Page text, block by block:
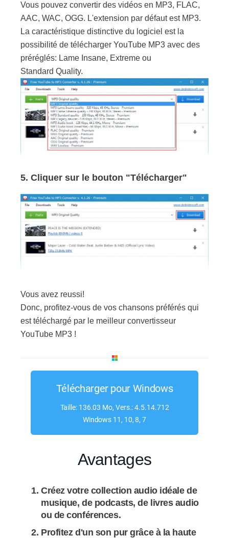
Vous pouvez convertir des vidéos en MP3, FLAC,
AAC, WAC, OGG. L'extension par défaut est MP3.
La caractéristique distinctive du logiciel est la
possibilité de télécharger YouTube MP3 avec des
préréglés: Lame Insane, Extreme ou
Standard Quality.
5. Cliquer sur le bouton "Télécharger"
Vous avez reussi!
Donc, profitez-vous de vos chansons préférés qui
est téléchargé par le meilleur convertisseur
YouTube MP3 !
Télécharger pour Windows
Taille: 136.03 Mo, Vers.: 4.5.14.712
Windows 11, 10, 8, 7
Avantages
Créez votre collection audio idéale de
musique, de podcasts, de livres audio
ou de conférences.
Profitez d'un son pur grâce à la haute